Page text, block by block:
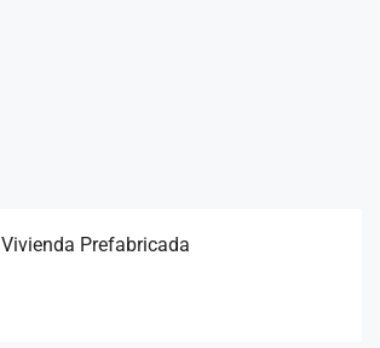
Vivienda Prefabricada